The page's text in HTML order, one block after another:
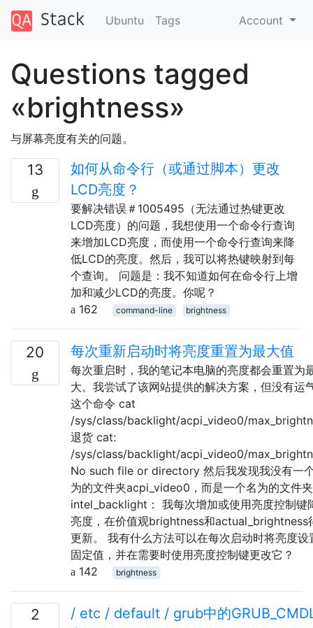
Ubuntu Tags Account
Questions tagged
«brightness»
与屏幕亮度有关的问题。
13
如何从命令行（或通过脚本）更改
LCD亮度？
要解决错误＃1005495（无法通过热键更改
LCD亮度）的问题，我想使用一个命令行查询
来增加LCD亮度，而使用一个命令行查询来降
低LCD的亮度。然后，我可以将热键映射到每
个查询。 问题是：我不知道如何在命令行上增
加和减少LCD的亮度。你呢？
162
command-line brightness
20 每次重新启动时将亮度重置为最大值
每次重启时，我的笔记本电脑的亮度都会重置为
大。我尝试了该网站提供的解决方案，但没有运
这个命令 cat
/sys/class/backlight/acpi_video0/
退货 cat:
/sys/class/backlight/acpi_video0/
No such file or directory 然后我发现我没有一
为的文件夹acpi_video0，而是一个名为的文件夹
intel_backlight： 我每次增加或使用亮度控制键
亮度，在价值观brightness和actual_brightness
更新。 我有什么方法可以在每次启动时将亮度设
固定值，并在需要时使用亮度控制键更改它？
142
brightness
2
/ etc / default / grub中的